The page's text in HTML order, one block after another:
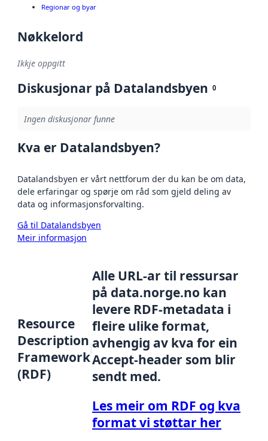
Regionar og byar
Nøkkelord
Ikkje oppgitt
Diskusjonar på Datalandsbyen 0
Ingen diskusjonar funne
Kva er Datalandsbyen?
Datalandsbyen er vårt nettforum der du kan be om data,
dele erfaringar og spørje om råd som gjeld deling av
data og informasjonsforvalting.
Gå til Datalandsbyen
Meir informasjon
Resource
Description
Framework
(RDF)
Alle URL-ar til ressursar
på data.norge.no kan
levere RDF-metadata i
fleire ulike format,
avhengig av kva for ein
Accept-header som blir
sendt med.
Les meir om RDF og kva
format vi støttar her